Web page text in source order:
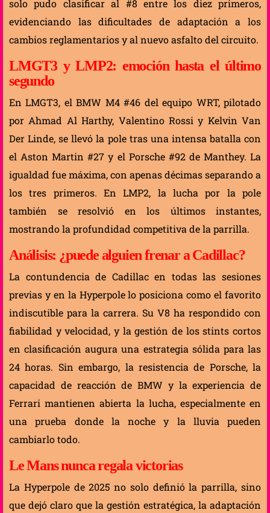
solo pudo clasificar al #8 entre los diez primeros,
evidenciando las dificultades de adaptación a los
cambios reglamentarios y al nuevo asfalto del circuito.
LMGT3 y LMP2: emoción hasta el último
segundo
En LMGT3, el BMW M4 #46 del equipo WRT, pilotado
por Ahmad Al Harthy, Valentino Rossi y Kelvin Van
Der Linde, se llevó la pole tras una intensa batalla con
el Aston Martin #27 y el Porsche #92 de Manthey. La
igualdad fue máxima, con apenas décimas separando a
los tres primeros. En LMP2, la lucha por la pole
también se resolvió en los últimos instantes,
mostrando la profundidad competitiva de la parrilla.
Análisis: ¿puede alguien frenar a Cadillac?
La contundencia de Cadillac en todas las sesiones
previas y en la Hyperpole lo posiciona como el favorito
indiscutible para la carrera. Su V8 ha respondido con
fiabilidad y velocidad, y la gestión de los stints cortos
en clasificación augura una estrategia sólida para las
24 horas. Sin embargo, la resistencia de Porsche, la
capacidad de reacción de BMW y la experiencia de
Ferrari mantienen abierta la lucha, especialmente en
una prueba donde la noche y la lluvia pueden
cambiarlo todo.
Le Mans nunca regala victorias
La Hyperpole de 2025 no solo definió la parrilla, sino
que dejó claro que la gestión estratégica, la adaptación